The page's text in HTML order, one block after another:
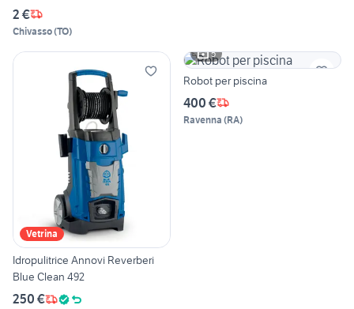
2 €
Chivasso(TO)
Vetrina
Idropulitrice Annovi Reverberi
Blue Clean 492
250 €
5
Robot per piscina
400 €
Ravenna (RA)